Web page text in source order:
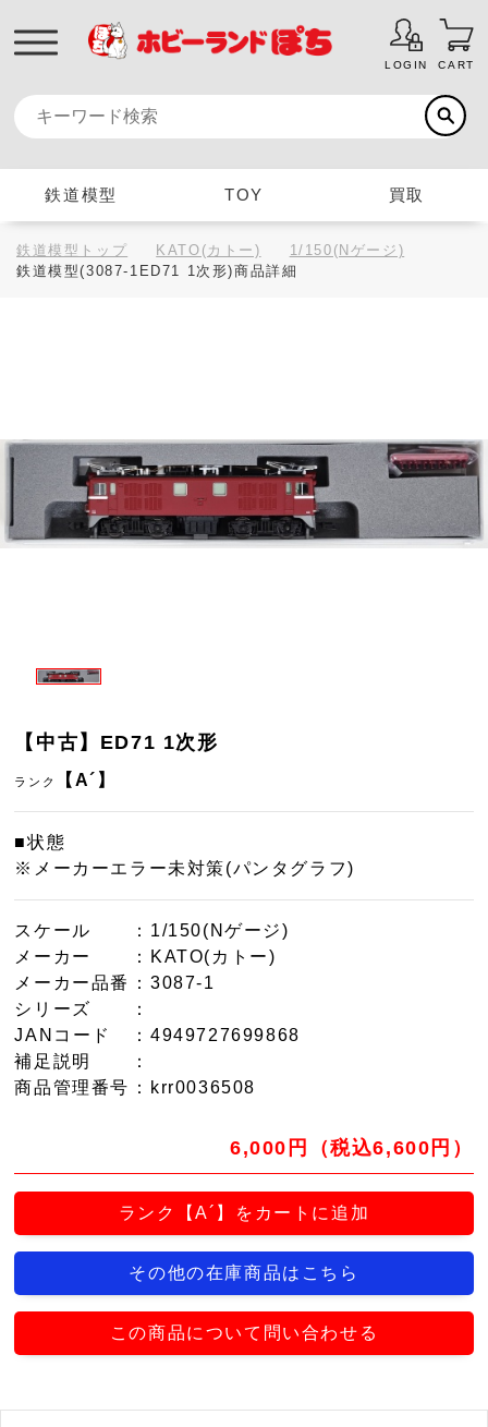
LOGIN CART
鉄道模型 TOY 買取
鉄道模型トップ KATO(カトー)
1/150(Nゲージ)
鉄道模型(3087-1ED71 1次形)商品詳細
【中古】ED71 1次形
ランク 【A´】
■状態
※メーカーエラー未対策(パンタグラフ)
スケール
：1/150(Nゲージ)
メーカー
：KATO(カトー)
メーカー品番
：3087-1
シリーズ
：
JANコード
：4949727699868
補足説明
：
商品管理番号 ：krr0036508
6,000円（税込6,600円）
ランク【A´】をカートに追加
その他の在庫商品はこちら
この商品について問い合わせる